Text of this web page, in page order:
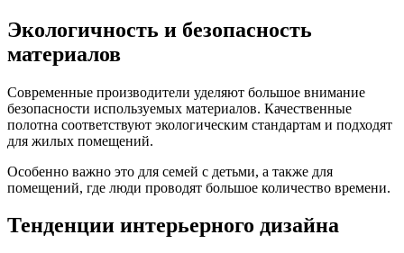
Экологичность и безопасность
материалов
Современные производители уделяют большое внимание
безопасности используемых материалов. Качественные
полотна соответствуют экологическим стандартам и подходят
для жилых помещений.
Особенно важно это для семей с детьми, а также для
помещений, где люди проводят большое количество времени.
Тенденции интерьерного дизайна